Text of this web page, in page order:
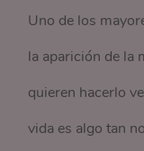
Uno de los
la aparición de la
quieren hacerlo
vida es algo tan